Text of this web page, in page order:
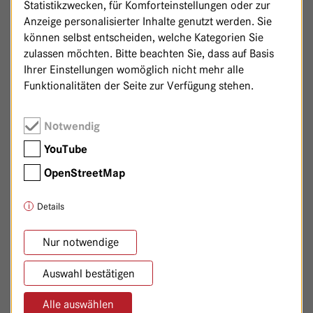
spirituelle Dimension berücksichtigen.
Leibliche Dimension:Anthroposophische Medikamente,
äußere Anwendungen, Wickel, Einreibungen,
Öldispersionsbäder, Sport- und Physiotherapie
(Psychoedukation), Patientenschulung, therapeutisches
Malen, Musiktherapie, Therapeutische Eurythmie,
therapeutisches Plastizieren
Spirituelle Dimension:
fundierte Psychotherapie, Anthroposophische
Ziel der Behandlung:Verbesserung der Stimmung und der
anderen Symptome der Depression, Verbesserung der
Lebensqualität
Statistikzwecken, für Komforteinstellungen oder zur
Anzeige personalisierter Inhalte genutzt werden. Sie
können selbst entscheiden, welche Kategorien Sie
zulassen möchten. Bitte beachten Sie, dass auf Basis
Ihrer Einstellungen womöglich nicht mehr alle
Funktionalitäten der Seite zur Verfügung stehen.
Notwendig
YouTube
OpenStreetMap
Details
Nur notwendige
Auswahl bestätigen
Alle auswählen